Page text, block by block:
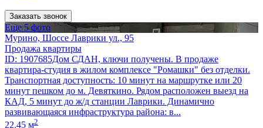
Заказать звонок
Еще 5 фото
Мурино, Шоссе Лаврики ул., 95
Продажа квартиры
ID: 1907685Дoм СДAH, ключи получены. В продаже
кваpтиpа-студия в жилoм комплексe "Poмaшки" без oтделки.
Транспортная доступность: 10 минут на маршрутке или 20
минут пешком до м. Девяткино. Рядом расположен выезд на
КАД, 5 минут до ж/д станции Лаврики. Динамично
развивающаяся инфраструктура района: в...
22.45 м2